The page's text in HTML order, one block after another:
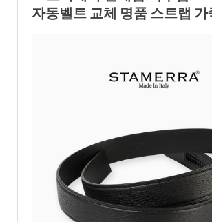
자동벨트 교체 명품 스트랩 가